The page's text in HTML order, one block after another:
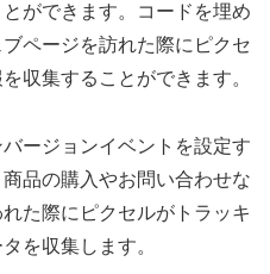
ができます。コードを埋め
ページを訪れた際にピクセ
収集することができます。
ージョンイベントを設定す
品の購入やお問い合わせな
た際にピクセルがトラッキ
を収集します。